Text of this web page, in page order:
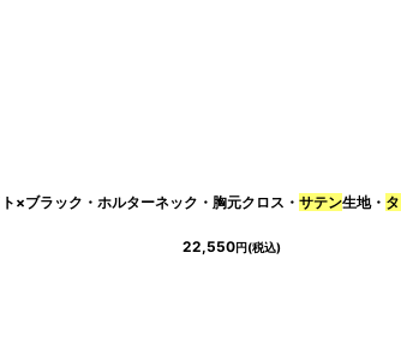
[ cd-k05866t ]
ブラック・ホルターネック・胸元クロス・ サテン生地・
22,550円(税込)